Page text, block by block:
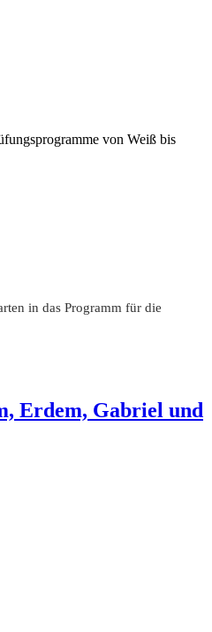
von Weiß bis
in das Programm für die
Erdem, Gabriel und